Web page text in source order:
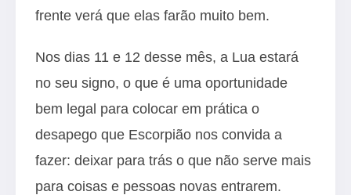
frente verá que elas farão muito bem.
Nos dias 11 e 12 desse mês, a Lua estará
no seu signo, o que é uma oportunidade
bem legal para colocar em prática o
desapego que Escorpião nos convida a
fazer: deixar para trás o que não serve mais
para coisas e pessoas novas entrarem.